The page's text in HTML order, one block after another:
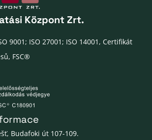
Központ Zrt.
9001; ISO 27001; ISO 14001, Certifikát
FSC®
Budafoki út 107-109.